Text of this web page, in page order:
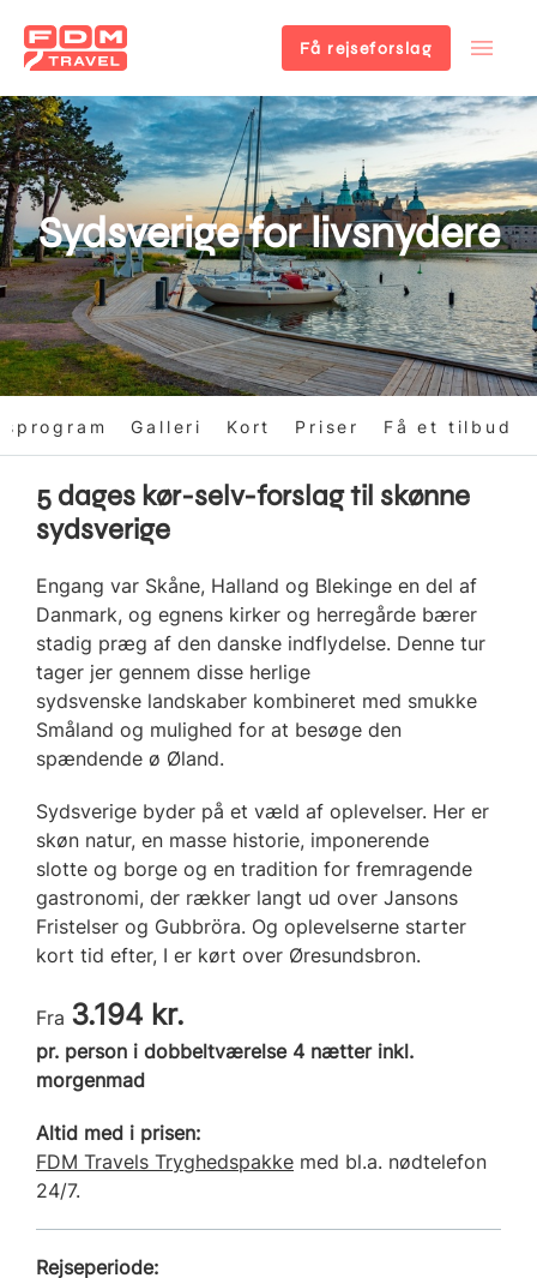
Gå
til
hovedindhold
Få rejseforslag
Sydsverige for livsnydere
Galleri Kort Priser Få et tilbud
5 dages kør-selv-forslag til skønne
sydsverige
Engang var Skåne, Halland og Blekinge en del af
Danmark, og egnens kirker og herregårde bærer
stadig præg af den danske indflydelse. Denne tur
tager jer gennem disse herlige
sydsvenske landskaber kombineret med smukke
Småland og mulighed for at besøge den
spændende ø Øland.
Sydsverige byder på et væld af oplevelser. Her er
skøn natur, en masse historie, imponerende
slotte og borge og en tradition for fremragende
gastronomi, der rækker langt ud over Jansons
Fristelser og Gubbröra. Og oplevelserne starter
kort tid efter, I er kørt over Øresundsbron.
Fra 3.194 kr.
pr. person i dobbeltværelse 4 nætter inkl.
morgenmad
Altid med i prisen:
FDM Travels Tryghedspakke med bl.a. nødtelefon
24/7.
Rejseperiode: